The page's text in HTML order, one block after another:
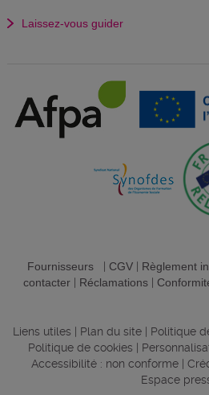
Laissez-vous guider
Fournisseurs| CGV| Règlement
contacter| Réclamations|
Liens utiles Plan du site Politique
Politique de cookies
Accessibilité : non conforme|
Espace